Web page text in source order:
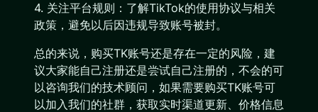
4. 关注平台规则：了解TikTok的使用协议与相关
政策，避免以后因违规导致账号被封。
总的来说，购买TK账号还是存在一定的风险，建
议大家能自己注册还是尝试自己注册的，不会的可
以咨询我们的技术顾问，如果需要购买TK账号可
以加入我们的社群，获取实时渠道更新、价格信息